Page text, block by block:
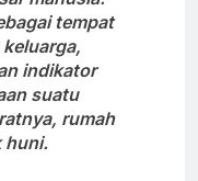
tempat
indikator
suatu
rumah
huni.